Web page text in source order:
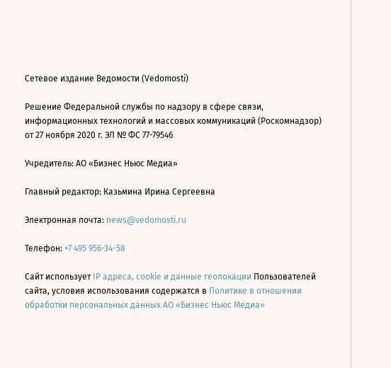
Сетевое издание Ведомости (Vedomosti)
Решение Федеральной службы по надзору в сфере связи,
информационных технологий и массовых коммуникаций (Роскомнадзор)
от 27 ноября 2020 г. ЭЛ № ФС 77-79546
Учредитель: АО «Бизнес Ньюс Медиа»
Главный редактор: Казьмина Ирина Сергеевна
Электронная почта: news@vedomosti.ru
Телефон: +7 495 956-34-58
Сайт использует IP адреса, cookie и данные геолокации Пользователей
сайта, условия использования содержатся в Политике в отношении
обработки персональных данных АО «Бизнес Ньюс Медиа»